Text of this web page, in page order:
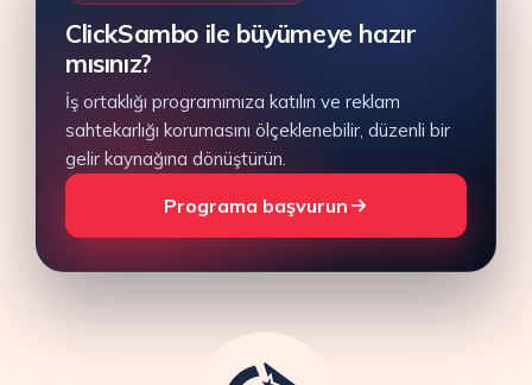
ClickSambo ile büyümeye hazır
mısınız?
İş ortaklığı programımıza katılın ve reklam
sahtekarlığı korumasını ölçeklenebilir, düzenli bir
gelir kaynağına dönüştürün.
Programa başvurun